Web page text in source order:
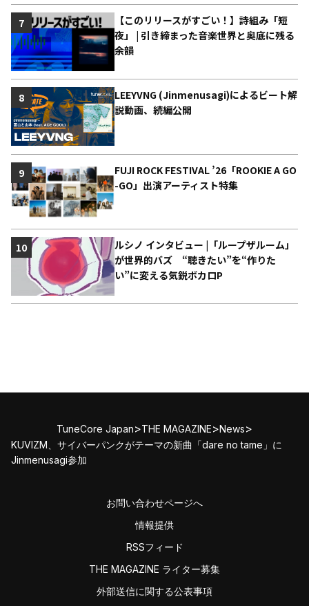
【このリリースがすごい！】詩組み「短
夜」 | 引き締まった音楽世界と奥底に残る
余韻
7
LEEYVNG (Jinmenusagi)によるビート解
説動画、続編公開
8
FUJI ROCK FESTIVAL ’26「ROOKIE A GO
-GO」出演アーティスト特集
9
ルシノ インタビュー |「ループザルーム」
が世界的バズ “聴きたい”を“作りた
い”に変える気鋭ボカロP
10
TuneCore Japan>THE MAGAZINE>News>
KUVIZM、サイバーパンクがテーマの新曲「dare no tame」に
Jinmenusagi参加
お問い合わせページへ
情報提供
RSSフィード
THE MAGAZINE ライター募集
外部送信に関する公表事項